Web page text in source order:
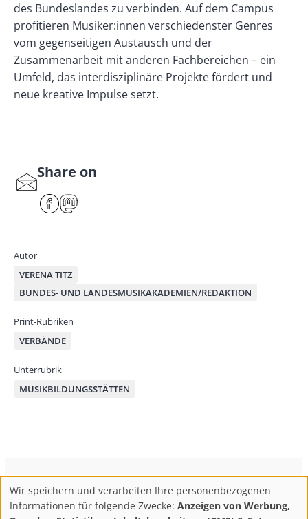
des Bundeslandes zu verbinden. Auf dem Campus
profitieren Musiker:innen verschiedenster Genres
vom gegenseitigen Austausch und der
Zusammenarbeit mit anderen Fachbereichen – ein
Umfeld, das interdisziplinäre Projekte fördert und
neue kreative Impulse setzt.
S
Share on
F
Autor
VERENA TITZ
BUNDES- UND LANDESMUSIKAKADEMIEN/REDAKTION
Print-Rubriken
VERBÄNDE
Unterrubrik
MUSIKBILDUNGSSTÄTTEN
Footer
ConBrio Kulturmedienhaus AGB
Datenschutz
Impressum
Info & Kontakt
Use
Wir speichern und verarbeiten Ihre personenbezogenen
Informationen für folgende Zwecke: Anzeigen von Werbung,